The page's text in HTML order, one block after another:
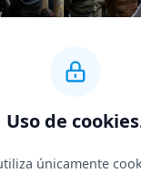
ASAMBLEA
SE CONSOLIDA
Uso de
únicamente